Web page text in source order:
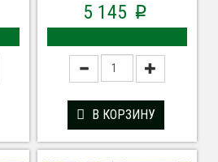
5 145 p
В КОРЗИНУ